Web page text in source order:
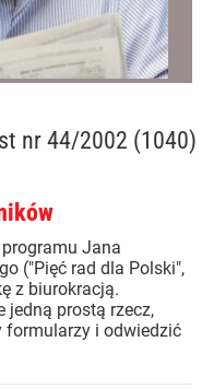
nr 44/2002 (1040)
Jana
("Pięć rad dla Polski",
z biurokracją.
jedną prostą rzecz,
formularzy i odwiedzić